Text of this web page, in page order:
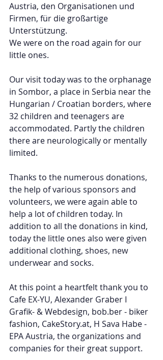
Austria, den Organisationen und
Firmen, für die großartige
Unterstützung.
We were on the road again for our
little ones.
Our visit today was to the orphanage
in Sombor, a place in Serbia near the
Hungarian / Croatian borders, where
32 children and teenagers are
accommodated. Partly the children
there are neurologically or mentally
limited.
Thanks to the numerous donations,
the help of various sponsors and
volunteers, we were again able to
help a lot of children today. In
addition to all the donations in kind,
today the little ones also were given
additional clothing, shoes, new
underwear and socks.
At this point a heartfelt thank you to
Cafe EX-YU, Alexander Graber I
Grafik- & Webdesign, bob.ber - biker
fashion, CakeStory.at, H Sava Habe -
EPA Austria, the organizations and
companies for their great support.